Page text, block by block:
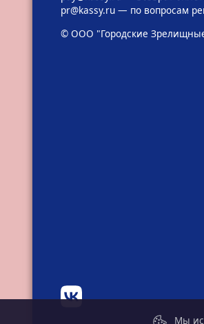
pr@kassy.ru— по вопросам
© ООО "Городские
Мы